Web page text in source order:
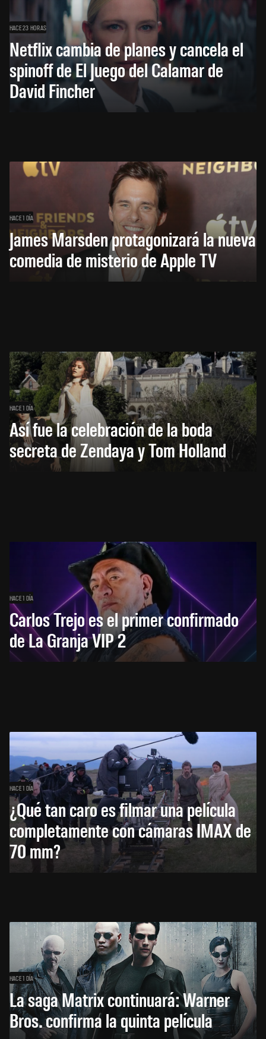
HACE 23 HORAS
Netflix cambia de planes y cancela el
spinoff de El Juego del Calamar de
David Fincher
HACE 1 DÍA
James Marsden protagonizará la nueva
comedia de misterio de Apple TV
HACE 1 DÍA
Así fue la celebración de la boda
secreta de Zendaya y Tom Holland
HACE 1 DÍA
Carlos Trejo es el primer confirmado
de La Granja VIP 2
HACE 1 DÍA
¿Qué tan caro es filmar una película
completamente con cámaras IMAX de
70 mm?
HACE 1 DÍA
La saga Matrix continuará: Warner
Bros. confirma la quinta película